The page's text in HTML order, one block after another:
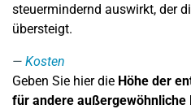
steuermindernd auswirkt, der
übersteigt.
Kosten
Geben Sie hier die Höhe der
für andere außergewöhnliche